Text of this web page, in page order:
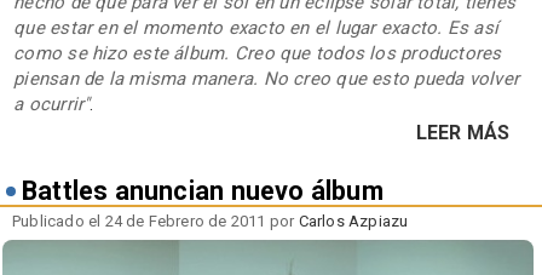
que estar en el momento exacto en el lugar exacto. Es así
como se hizo este álbum. Creo que todos los productores
piensan de la misma manera. No creo que esto pueda volver
a ocurrir".
LEER MÁS
Battles anuncian nuevo álbum
Publicado el 24 de Febrero de 2011 por Carlos Azpiazu